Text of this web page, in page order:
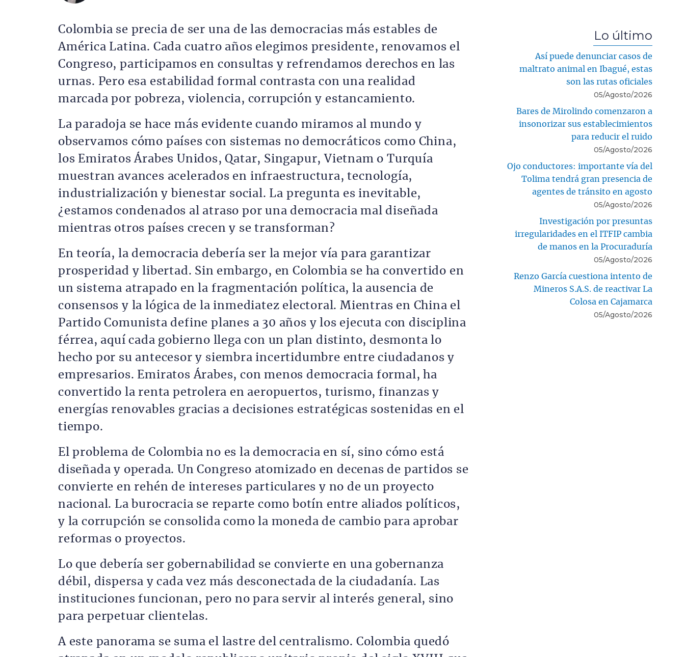
Colombia se precia de ser una de las democracias más estables de
América Latina. Cada cuatro años elegimos presidente, renovamos el
Congreso, participamos en consultas y refrendamos derechos en las
urnas. Pero esa estabilidad formal contrasta con una realidad
marcada por pobreza, violencia, corrupción y estancamiento.
La paradoja se hace más evidente cuando miramos al mundo y
observamos cómo países con sistemas no democráticos como China,
los Emiratos Árabes Unidos, Qatar, Singapur, Vietnam o Turquía
muestran avances acelerados en infraestructura, tecnología,
industrialización y bienestar social. La pregunta es inevitable,
¿estamos condenados al atraso por una democracia mal diseñada
mientras otros países crecen y se transforman?
En teoría, la democracia debería ser la mejor vía para garantizar
prosperidad y libertad. Sin embargo, en Colombia se ha convertido en
un sistema atrapado en la fragmentación política, la ausencia de
consensos y la lógica de la inmediatez electoral. Mientras en China el
Partido Comunista define planes a 30 años y los ejecuta con disciplina
férrea, aquí cada gobierno llega con un plan distinto, desmonta lo
hecho por su antecesor y siembra incertidumbre entre ciudadanos y
empresarios. Emiratos Árabes, con menos democracia formal, ha
convertido la renta petrolera en aeropuertos, turismo, finanzas y
energías renovables gracias a decisiones estratégicas sostenidas en el
tiempo.
El problema de Colombia no es la democracia en sí, sino cómo está
diseñada y operada. Un Congreso atomizado en decenas de partidos se
convierte en rehén de intereses particulares y no de un proyecto
nacional. La burocracia se reparte como botín entre aliados políticos,
y la corrupción se consolida como la moneda de cambio para aprobar
reformas o proyectos.
Lo que debería ser gobernabilidad se convierte en una gobernanza
débil, dispersa y cada vez más desconectada de la ciudadanía. Las
instituciones funcionan, pero no para servir al interés general, sino
para perpetuar clientelas.
A este panorama se suma el lastre del centralismo. Colombia quedó
Lo último
Así puede denunciar casos de
maltrato animal en Ibagué, estas
son las rutas oficiales
05/Agosto/2026
Bares de Mirolindo comenzaron a
insonorizar sus establecimientos
para reducir el ruido
05/Agosto/2026
Ojo conductores: importante vía del
Tolima tendrá gran presencia de
agentes de tránsito en agosto
05/Agosto/2026
Investigación por presuntas
irregularidades en el ITFIP cambia
de manos en la Procuraduría
05/Agosto/2026
Renzo García cuestiona intento de
Mineros S.A.S. de reactivar La
Colosa en Cajamarca
05/Agosto/2026